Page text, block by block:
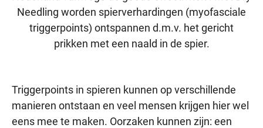
Needling worden spierverhardingen (myofasciale
triggerpoints) ontspannen d.m.v. het gericht
prikken met een naald in de spier.
Triggerpoints in spieren kunnen op verschillende
manieren ontstaan en veel mensen krijgen hier wel
eens mee te maken. Oorzaken kunnen zijn: een